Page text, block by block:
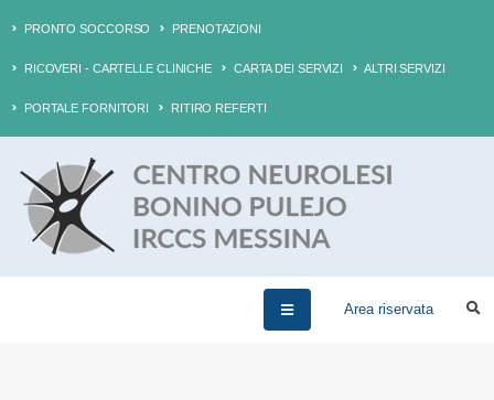
PRONTO SOCCORSO PRENOTAZIONI
RICOVERI - CARTELLE CLINICHE CARTA DEI SERVIZI ALTRI SERVIZI
PORTALE FORNITORI RITIRO REFERTI
Area riservata